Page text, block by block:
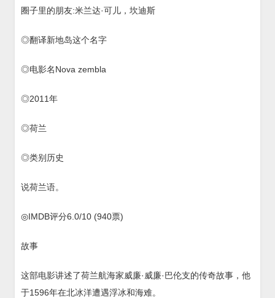
圈子里的朋友:米兰达·可儿，坎迪斯
◎翻译新地岛这个名字
◎电影名Nova zembla
◎2011年
◎荷兰
◎类别历史
说荷兰语。
◎IMDB评分6.0/10 (940票)
故事
这部电影讲述了荷兰航海家威廉·威廉·巴伦支的传奇故事，他
于1596年在北冰洋遭遇浮冰和海难。